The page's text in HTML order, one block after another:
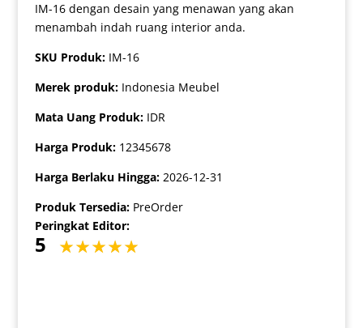
IM-16 dengan desain yang menawan yang akan
menambah indah ruang interior anda.
SKU Produk: IM-16
Merek produk: Indonesia Meubel
Mata Uang Produk: IDR
Harga Produk: 12345678
Harga Berlaku Hingga: 2026-12-31
Produk Tersedia: PreOrder
Peringkat Editor:
5